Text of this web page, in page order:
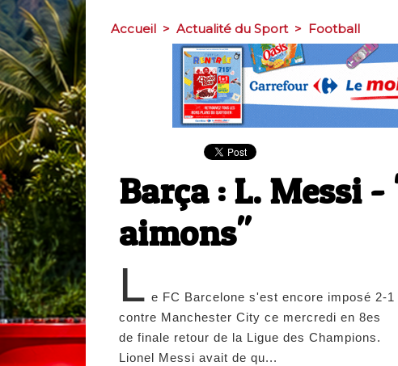
Accueil > Actualité du Sport > Football
Barça : L. Messi
aimons"
L e FC Barcelone s'est encore imposé 2-1
contre Manchester City ce mercredi en 8es
de finale retour de la Ligue des Champions.
Lionel Messi avait de qu...